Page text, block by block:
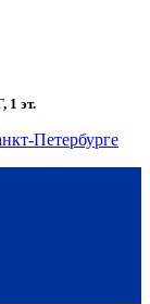
1 эт.